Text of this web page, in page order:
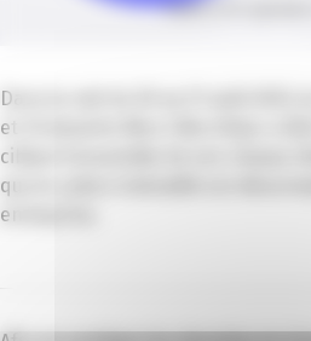
Publié le 05 septembre
Dans la nuit du 30 au 31 août 2023,
et d’Industrie Nice Côte d’Azur a
ciblant l’ensemble de son réseau
que la cybercriminalité est
entreprise.